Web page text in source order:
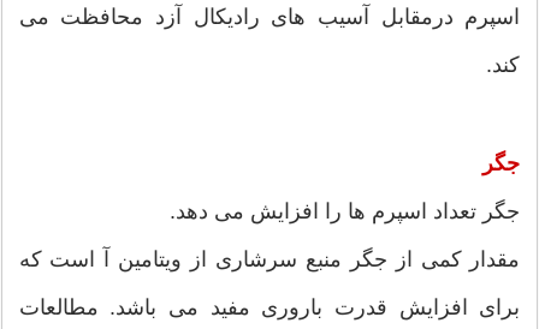
اسپرم درمقابل آسیب های رادیکال آزد محافظت می
کند.
جگر
جگر تعداد اسپرم ها را افزایش می دهد.
مقدار کمی از جگر منبع سرشاری از ویتامین آ است که
برای افزایش قدرت باروری مفید می باشد. مطالعات